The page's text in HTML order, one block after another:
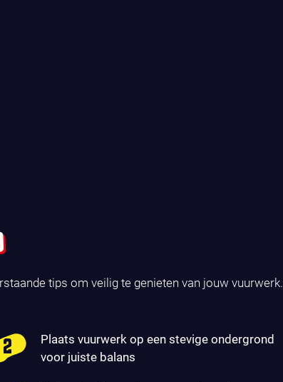
tips om veilig te genieten van jouw vuurwerk.
Plaats vuurwerk op een stevige ondergrond
voor juiste balans